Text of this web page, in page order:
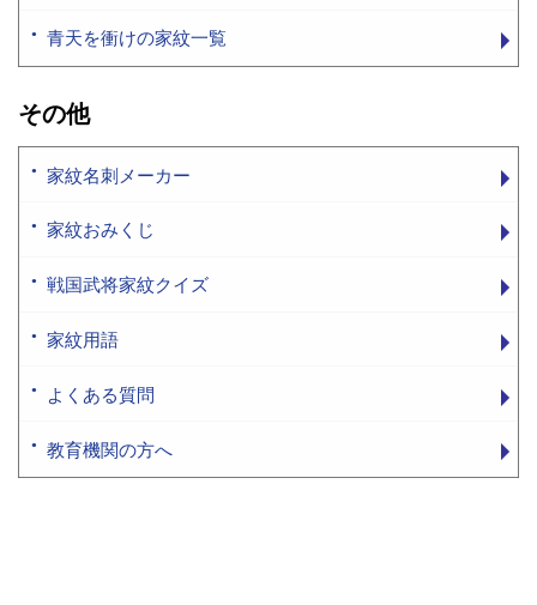
青天を衝けの家紋一覧
その他
家紋名刺メーカー
家紋おみくじ
戦国武将家紋クイズ
家紋用語
よくある質問
教育機関の方へ